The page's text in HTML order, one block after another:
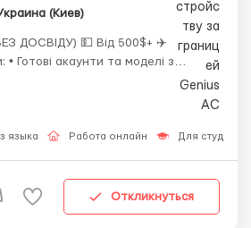
(Киев)
💵 Від 500$+ ✈️
• Повне навчання з нуля та
для роботи • Підтримка адміна
графік у зручні зміни: 23...
языка Работа онлайн Для
Откликнуться